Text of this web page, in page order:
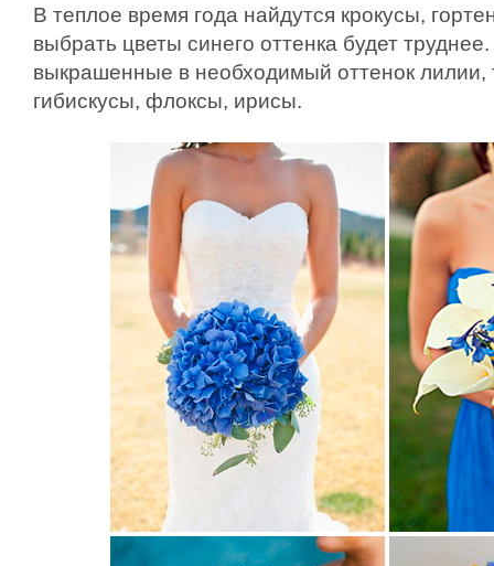
В теплое время года найдутся крокусы,
выбрать цветы синего оттенка будет
выкрашенные в необходимый оттенок
гибискусы, флоксы, ирисы.